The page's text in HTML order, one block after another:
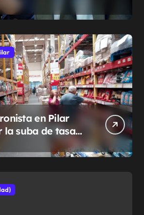
en Pilar
suba de tasas